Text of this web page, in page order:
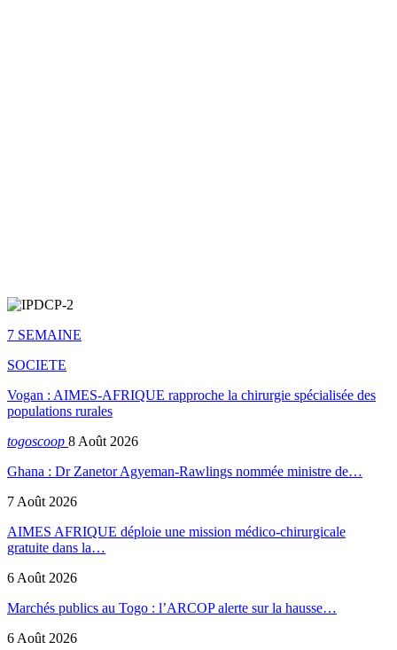
7 SEMAINE
SOCIETE
Vogan : AIMES-AFRIQUE rapproche la chirurgie spécialisée des
populations rurales
togoscoop 8 Août 2026
Ghana : Dr Zanetor Agyeman-Rawlings nommée ministre de…
7 Août 2026
AIMES AFRIQUE déploie une mission médico-chirurgicale
gratuite dans la…
6 Août 2026
Marchés publics au Togo : l’ARCOP alerte sur la hausse…
6 Août 2026